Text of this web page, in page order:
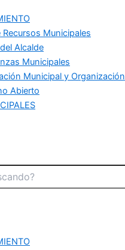
Recursos Municipales
Alcalde
Municipales
Municipal y Organización
Abierto